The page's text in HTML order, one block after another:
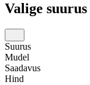
Valige suurus
Suurus
Mudel
Saadavus
Hind